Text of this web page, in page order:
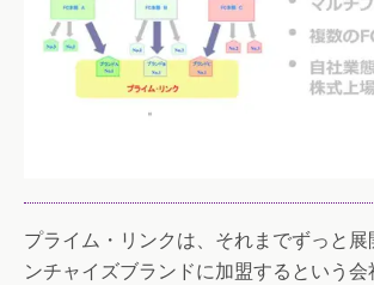
プライム・リンクは、それまでずっと
ンチャイズブランドに加盟するという会